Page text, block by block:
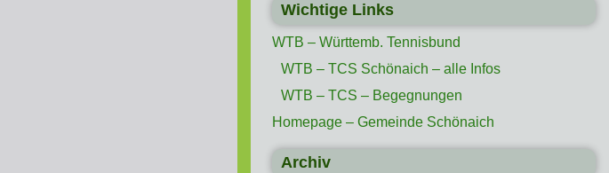
Wichtige Links
WTB – Württemb. Tennisbund
WTB – TCS Schönaich – alle Infos
WTB – TCS – Begegnungen
Homepage – Gemeinde Schönaich
Archiv